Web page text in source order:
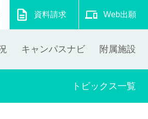
資料請求 Web出願
キャンパスナビ 附属施設
トピックス一覧